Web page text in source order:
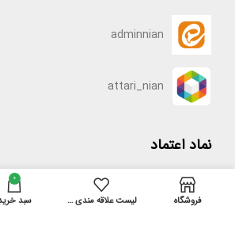
adminnian
attari_nian
نماد اعتماد
فروشگاه لیست علاقه مندی ها
0
سبد